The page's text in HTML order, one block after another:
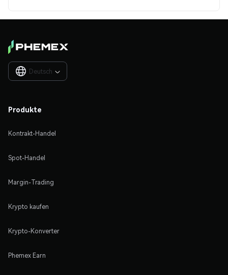
Deutsch 
Produkte
Kontrakt-Handel
Spot-Handel
Margin-Trading
Krypto kaufen
Krypto-Konverter
Phemex Earn